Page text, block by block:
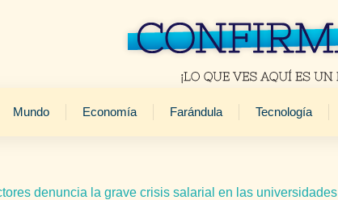
Mundo Economía Farándula Tecnología
denuncia la grave crisis salarial en las universidades